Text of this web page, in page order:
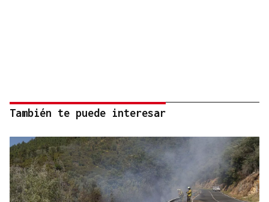
También te puede interesar